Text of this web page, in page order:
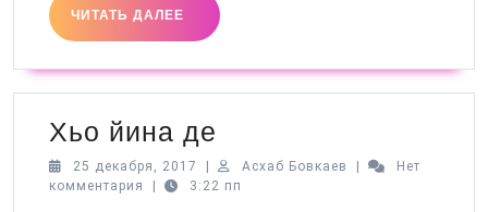
ЧИТАТЬ ДАЛЕЕ
ЧИТАТЬ
ДАЛЕЕ
Хьо йина де
йина
де
25 декабря, 2017 25
декабря,
| Асхаб Бовкаев Асхаб
|
Нет
комментария
| 3:22 пп